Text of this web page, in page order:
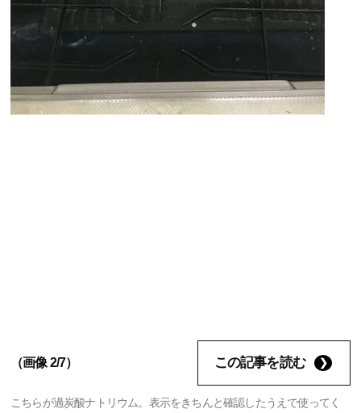
（画像 2/7） この記事を読む
こちらが過炭酸ナトリウム。表示をきちんと確認したうえで使ってく